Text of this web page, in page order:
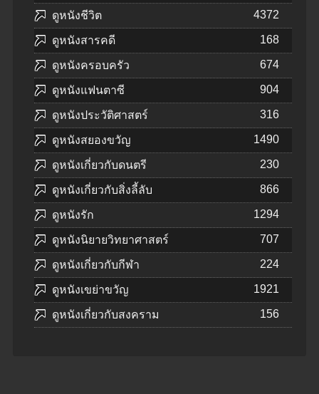
ดูหนังชีวิต 4372
ดูหนังสารคดี 168
ดูหนังครอบครัว 674
ดูหนังแฟนตาซี 904
ดูหนังประวัติศาสตร์ 316
ดูหนังสยองขวัญ 1490
ดูหนังเกี่ยวกับดนตรี 230
ดูหนังเกี่ยวกับสิ่งลี้ลับ 866
ดูหนังรัก 1294
ดูหนังนิยายวิทยาศาสตร์ 707
ดูหนังเกี่ยวกับกีฬา 224
ดูหนังเขย่าขวัญ 1921
ดูหนังเกี่ยวกับสงคราม 156